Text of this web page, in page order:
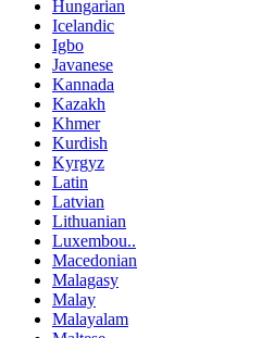
Hungarian
Icelandic
Igbo
Javanese
Kannada
Kazakh
Khmer
Kurdish
Kyrgyz
Latin
Latvian
Lithuanian
Luxembou..
Macedonian
Malagasy
Malay
Malayalam